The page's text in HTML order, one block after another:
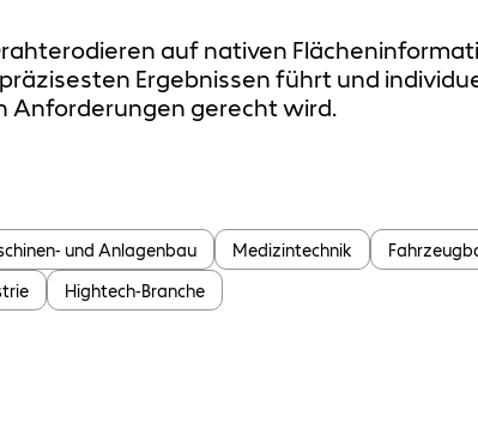
auf nativen
Ergebnissen führt und
Anforderungen gerecht wird.
und Anlagenbau Medizintechnik
Hightech-Branche